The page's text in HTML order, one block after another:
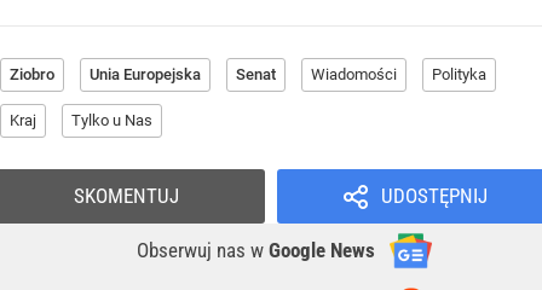
Ziobro Unia Europejska Senat Wiadomości Polityka
Kraj Tylko u Nas
UDOSTĘPNIJ
Obserwuj nas w Google News
SKOMENTUJ